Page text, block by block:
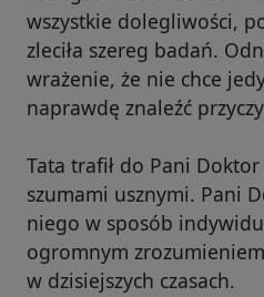
wszystkie dolegliwości,
zleciła szereg badań.
wrażenie, że nie chce
naprawdę znaleźć
Tata trafił do Pani
szumami usznymi. Pani
niego w sposób
ogromnym
w dzisiejszych czasach.